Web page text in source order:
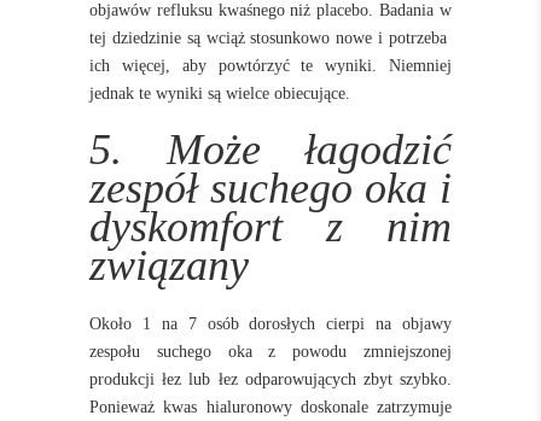
objawów refluksu kwaśnego niż placebo. Badania w
tej dziedzinie są wciąż stosunkowo nowe i potrzeba
ich więcej, aby powtórzyć te wyniki. Niemniej
jednak te wyniki są wielce obiecujące.
5. Może łagodzić
zespół suchego oka i
dyskomfort z nim
związany
Około 1 na 7 osób dorosłych cierpi na objawy
zespołu suchego oka z powodu zmniejszonej
produkcji łez lub łez odparowujących zbyt szybko.
Ponieważ kwas hialuronowy doskonale zatrzymuje